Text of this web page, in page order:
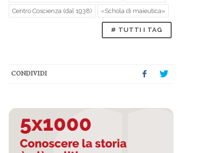
Centro Coscienza (dal 1938) «Schola di maieutica»
# TUTTI I TAG
CONDIVIDI